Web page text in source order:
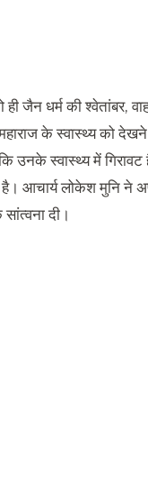
जैन धर्म की श्वेतांबर,
के स्वास्थ्य को
उनके स्वास्थ्य में
आचार्य लोकेश मुनि ने
दी।